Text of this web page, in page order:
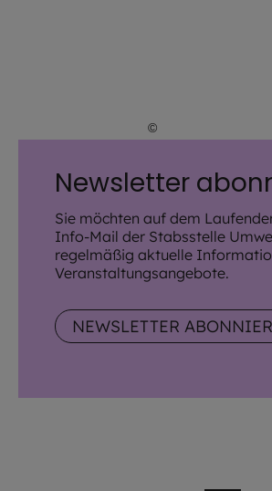
©
Newsletter
Sie möchten auf dem
Info-Mail der Stabsstelle
regelmäßig aktuelle
Veranstaltungsangebote.
NEWSLETTER